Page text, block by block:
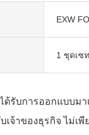
EXW
1 ชุดเซท
ได้รับการออกแบบ
จ้าของธุรกิจ ไม่เ